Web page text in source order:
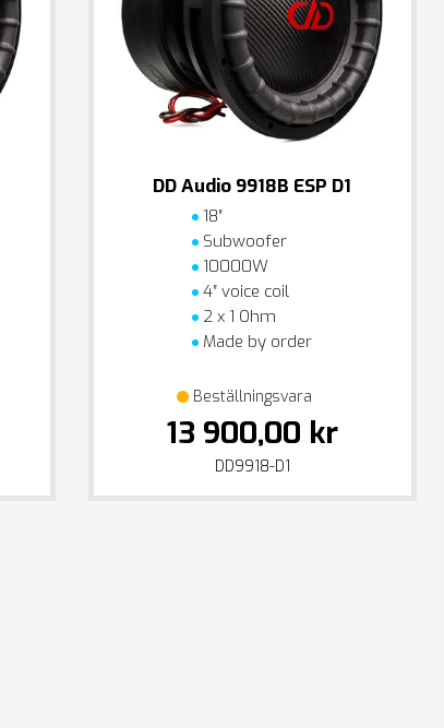
DD Audio 9918B ESP D1
18″
Subwoofer
10000W
4″ voice coil
2 x 1 Ohm
Made by order
Beställningsvara
13 900,00 kr
DD9918-D1